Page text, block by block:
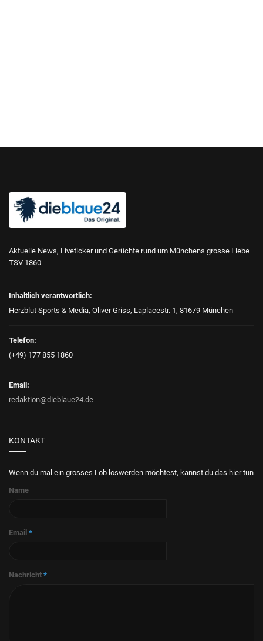
Aktuelle News, Liveticker und Gerüchte rund um Münchens grosse Liebe
TSV 1860
Inhaltlich verantwortlich:
Herzblut Sports & Media, Oliver Griss, Laplacestr. 1, 81679 München
Telefon:
(+49) 177 855 1860
Email:
redaktion@dieblaue24.de
KONTAKT
Wenn du mal ein grosses Lob loswerden möchtest, kannst du das hier tun
Name
Email *
Nachricht *